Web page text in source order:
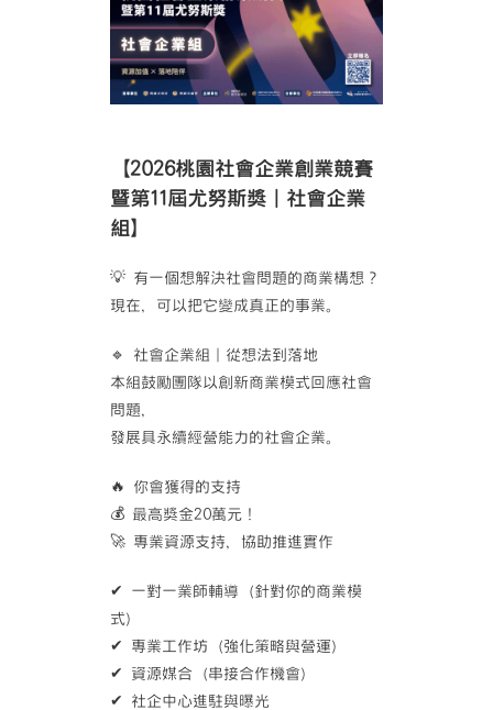
【2026桃園社會企業創業競賽
暨第11屆尤努斯獎｜社會企業
組】
💡 有一個想解決社會問題的商業構想？
現在，可以把它變成真正的事業。
🔹 社會企業組｜從想法到落地
本組鼓勵團隊以創新商業模式回應社會
問題，
發展具永續經營能力的社會企業。
🔥 你會獲得的支持
💰 最高獎金20萬元！
🚀 專業資源支持，協助推進實作
✔ 一對一業師輔導（針對你的商業模
式）
✔ 專業工作坊（強化策略與營運）
✔ 資源媒合（串接合作機會）
✔ 社企中心進駐與曝光